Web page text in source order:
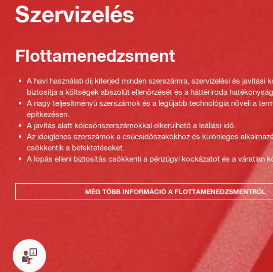
Szervizelés
Flottamenedzsment
A havi használati díj kiterjed minden szerszámra, szervizelési és javítási
biztosítja a költségek abszolút ellenőrzését és a háttériroda
A nagy teljesítményű szerszámok és a legújabb technológia növeli a
építkezésen.
A javítás alatt kölcsönszerszámokkal elkerülhető a leállási idő.
Az ideiglenes szerszámok a csúcsidőszakokhoz és különleges
csökkentik a befektetéseket.
A lopás elleni biztosítás csökkenti a pénzügyi kockázatot és a váratlan
MÉG TÖBB INFORMÁCIÓ A FLOTTAMENEDZSMENTRŐL